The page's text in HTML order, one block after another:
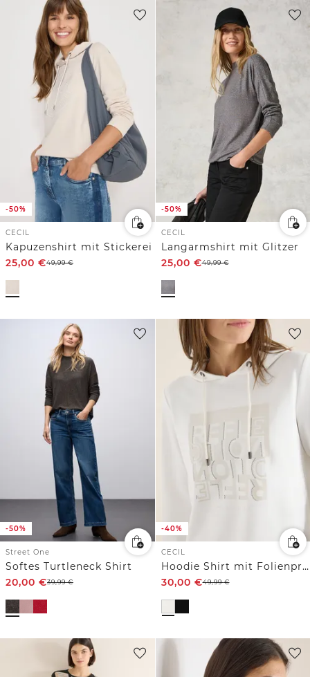
-50%
CECIL
Kapuzenshirt mit Stickerei
25,00 €49,99€
-50%
CECIL
Langarmshirt mit Glitzer
25,00 €49,99€
-50%
Street One
Softes Turtleneck Shirt
20,00 €39,99€
-40%
CECIL
Hoodie Shirt mit Folienprint
30,00 €49,99€